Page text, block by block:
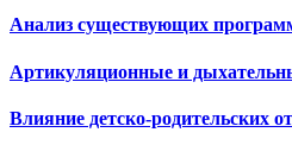
Анализ существующих программ
Артикуляционные и
Влияние детско-родительских